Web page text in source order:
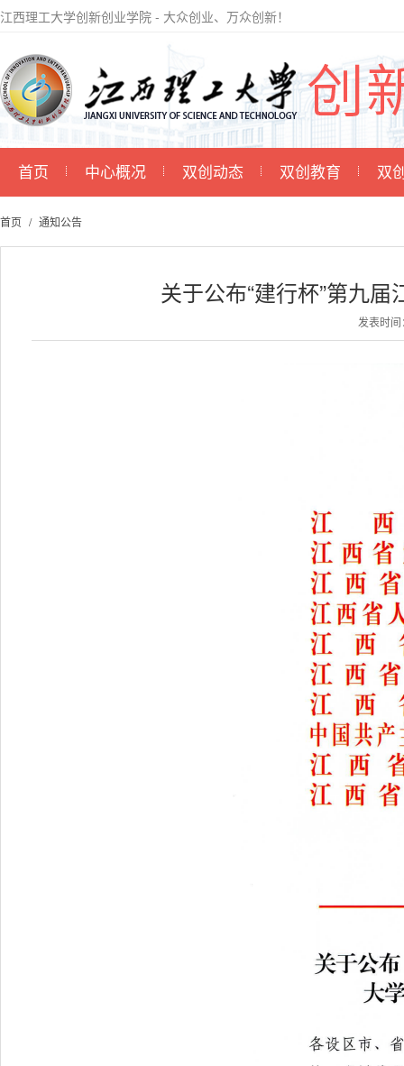
江西理工大学创新创业学院 - 大众创业、万众创新！
首页 中心概况 双创动态 双创教育 双
首页 通知公告
关于公布“建行杯”第九
发表时